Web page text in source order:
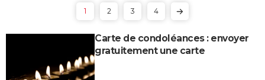
1 2 3 4
Carte de condoléances : envoyer
gratuitement une carte